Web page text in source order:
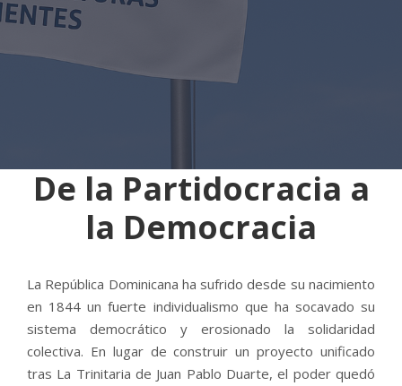
De la Partidocracia a
la Democracia
La República Dominicana ha sufrido desde su nacimiento
en 1844 un fuerte individualismo que ha socavado su
sistema democrático y erosionado la solidaridad
colectiva. En lugar de construir un proyecto unificado
tras La Trinitaria de Juan Pablo Duarte, el poder quedó